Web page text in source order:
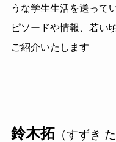
うな学生生活を送って
ピソードや情報、若い
ご紹介いたします
鈴木拓 （すずき た